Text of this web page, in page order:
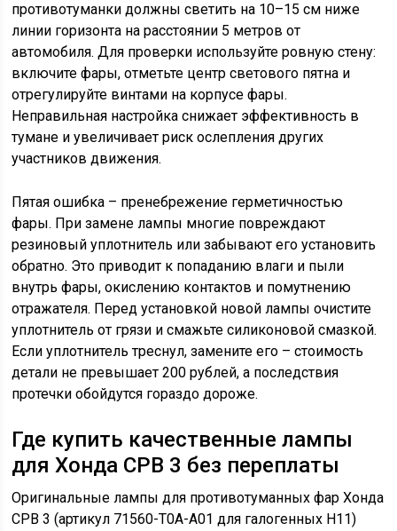
противотуманки должны светить на 10–15 см ниже
линии горизонта на расстоянии 5 метров от
автомобиля. Для проверки используйте ровную стену:
включите фары, отметьте центр светового пятна и
отрегулируйте винтами на корпусе фары.
Неправильная настройка снижает эффективность в
тумане и увеличивает риск ослепления других
участников движения.
Пятая ошибка – пренебрежение герметичностью
фары. При замене лампы многие повреждают
резиновый уплотнитель или забывают его установить
обратно. Это приводит к попаданию влаги и пыли
внутрь фары, окислению контактов и помутнению
отражателя. Перед установкой новой лампы очистите
уплотнитель от грязи и смажьте силиконовой смазкой.
Если уплотнитель треснул, замените его – стоимость
детали не превышает 200 рублей, а последствия
протечки обойдутся гораздо дороже.
Где купить качественные лампы
для Хонда СРВ 3 без переплаты
Оригинальные лампы для противотуманных фар Хонда
СРВ 3 (артикул 71560-T0A-A01 для галогенных H11)